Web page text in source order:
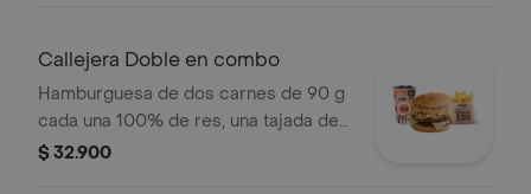
+ bebida PET
Callejera Doble en combo
Hamburguesa de dos carnes de 90 g
cada una 100% de res, una tajada de
queso tipo mozzarella, papas
$ 32.900